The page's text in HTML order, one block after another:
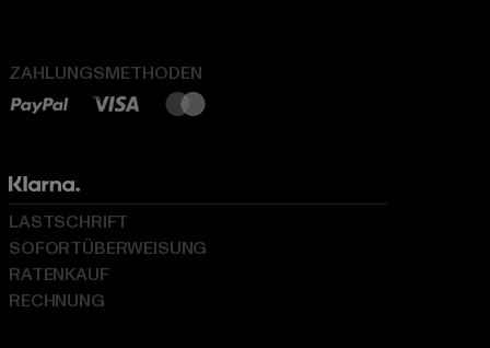
ZAHLUNGSMETHODEN
LASTSCHRIFT
SOFORTÜBERWEISUNG
RATENKAUF
RECHNUNG